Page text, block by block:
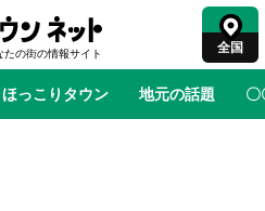
全国
ほっこりタウン 地元の話題 〇